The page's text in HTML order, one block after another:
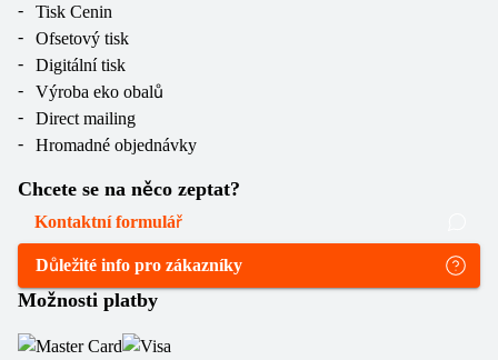
Tisk Cenin
Ofsetový tisk
Digitální tisk
Výroba eko obalů
Direct mailing
Hromadné objednávky
Chcete se na něco zeptat?
Kontaktní formulář
Důležité info pro zákazníky
Možnosti platby